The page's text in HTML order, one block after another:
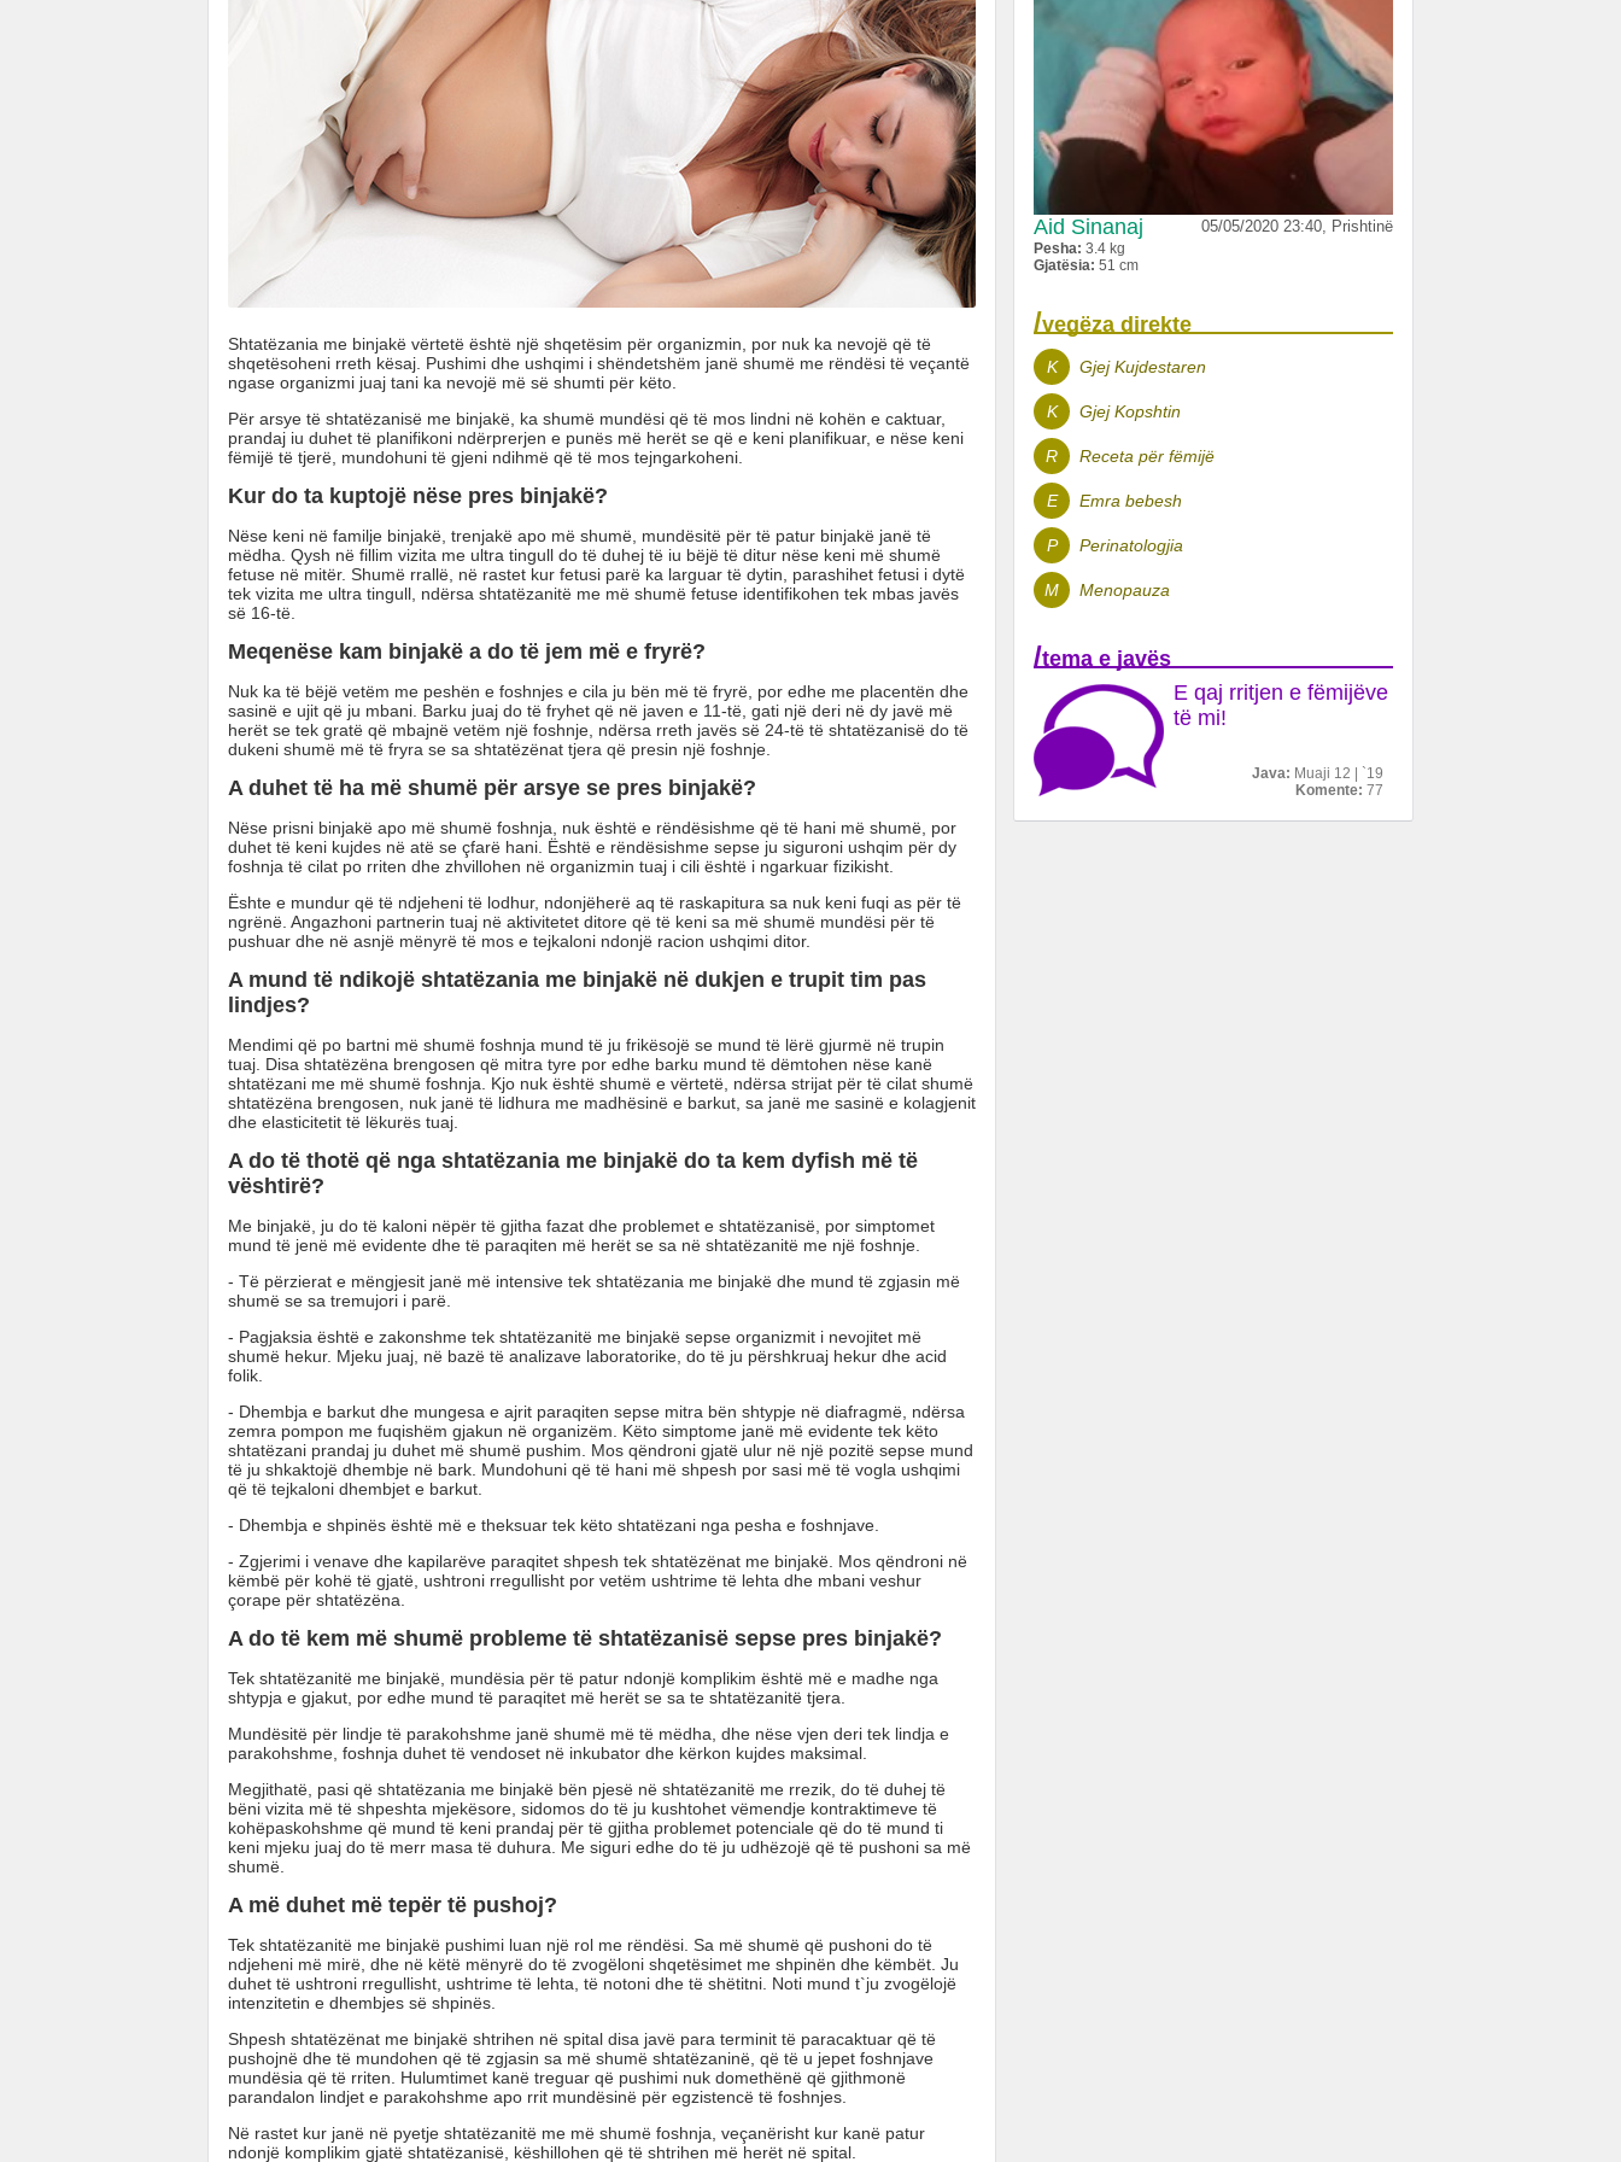
Shtatëzania me binjakë vërtetë është një shqetësim për organizmin, por nuk ka nevojë që të
shqetësoheni rreth kësaj. Pushimi dhe ushqimi i shëndetshëm janë shumë me rëndësi të veçantë
ngase organizmi juaj tani ka nevojë më së shumti për këto.
Për arsye të shtatëzanisë me binjakë, ka shumë mundësi që të mos lindni në kohën e caktuar,
prandaj iu duhet të planifikoni ndërprerjen e punës më herët se që e keni planifikuar, e nëse keni
fëmijë të tjerë, mundohuni të gjeni ndihmë që të mos tejngarkoheni.
Kur do ta kuptojë nëse pres binjakë?
Nëse keni në familje binjakë, trenjakë apo më shumë, mundësitë për të patur binjakë janë të
mëdha. Qysh në fillim vizita me ultra tingull do të duhej të iu bëjë të ditur nëse keni më shumë
fetuse në mitër. Shumë rrallë, në rastet kur fetusi parë ka larguar të dytin, parashihet fetusi i dytë
tek vizita me ultra tingull, ndërsa shtatëzanitë me më shumë fetuse identifikohen tek mbas javës
së 16-të.
Meqenëse kam binjakë a do të jem më e fryrë?
Nuk ka të bëjë vetëm me peshën e foshnjes e cila ju bën më të fryrë, por edhe me placentën dhe
sasinë e ujit që ju mbani. Barku juaj do të fryhet që në javen e 11-të, gati një deri në dy javë më
herët se tek gratë që mbajnë vetëm një foshnje, ndërsa rreth javës së 24-të të shtatëzanisë do të
dukeni shumë më të fryra se sa shtatëzënat tjera që presin një foshnje.
A duhet të ha më shumë për arsye se pres binjakë?
Nëse prisni binjakë apo më shumë foshnja, nuk është e rëndësishme që të hani më shumë, por
duhet të keni kujdes në atë se çfarë hani. Është e rëndësishme sepse ju siguroni ushqim për dy
foshnja të cilat po rriten dhe zhvillohen në organizmin tuaj i cili është i ngarkuar fizikisht.
Ështe e mundur që të ndjeheni të lodhur, ndonjëherë aq të raskapitura sa nuk keni fuqi as për të
ngrënë. Angazhoni partnerin tuaj në aktivitetet ditore që të keni sa më shumë mundësi për të
pushuar dhe në asnjë mënyrë të mos e tejkaloni ndonjë racion ushqimi ditor.
A mund të ndikojë shtatëzania me binjakë në dukjen e trupit tim pas
lindjes?
Mendimi që po bartni më shumë foshnja mund të ju frikësojë se mund të lërë gjurmë në trupin
tuaj. Disa shtatëzëna brengosen që mitra tyre por edhe barku mund të dëmtohen nëse kanë
shtatëzani me më shumë foshnja. Kjo nuk është shumë e vërtetë, ndërsa strijat për të cilat shumë
shtatëzëna brengosen, nuk janë të lidhura me madhësinë e barkut, sa janë me sasinë e kolagjenit
dhe elasticitetit të lëkurës tuaj.
A do të thotë që nga shtatëzania me binjakë do ta kem dyfish më të
vështirë?
Me binjakë, ju do të kaloni nëpër të gjitha fazat dhe problemet e shtatëzanisë, por simptomet
mund të jenë më evidente dhe të paraqiten më herët se sa në shtatëzanitë me një foshnje.
- Të përzierat e mëngjesit janë më intensive tek shtatëzania me binjakë dhe mund të zgjasin më
shumë se sa tremujori i parë.
- Pagjaksia është e zakonshme tek shtatëzanitë me binjakë sepse organizmit i nevojitet më
shumë hekur. Mjeku juaj, në bazë të analizave laboratorike, do të ju përshkruaj hekur dhe acid
folik.
- Dhembja e barkut dhe mungesa e ajrit paraqiten sepse mitra bën shtypje në diafragmë, ndërsa
zemra pompon me fuqishëm gjakun në organizëm. Këto simptome janë më evidente tek këto
shtatëzani prandaj ju duhet më shumë pushim. Mos qëndroni gjatë ulur në një pozitë sepse mund
të ju shkaktojë dhembje në bark. Mundohuni që të hani më shpesh por sasi më të vogla ushqimi
që të tejkaloni dhembjet e barkut.
- Dhembja e shpinës është më e theksuar tek këto shtatëzani nga pesha e foshnjave.
- Zgjerimi i venave dhe kapilarëve paraqitet shpesh tek shtatëzënat me binjakë. Mos qëndroni në
këmbë për kohë të gjatë, ushtroni rregullisht por vetëm ushtrime të lehta dhe mbani veshur
çorape për shtatëzëna.
A do të kem më shumë probleme të shtatëzanisë sepse pres binjakë?
Tek shtatëzanitë me binjakë, mundësia për të patur ndonjë komplikim është më e madhe nga
shtypja e gjakut, por edhe mund të paraqitet më herët se sa te shtatëzanitë tjera.
Mundësitë për lindje të parakohshme janë shumë më të mëdha, dhe nëse vjen deri tek lindja e
parakohshme, foshnja duhet të vendoset në inkubator dhe kërkon kujdes maksimal.
Megjithatë, pasi që shtatëzania me binjakë bën pjesë në shtatëzanitë me rrezik, do të duhej të
bëni vizita më të shpeshta mjekësore, sidomos do të ju kushtohet vëmendje kontraktimeve të
kohëpaskohshme që mund të keni prandaj për të gjitha problemet potenciale që do të mund ti
keni mjeku juaj do të merr masa të duhura. Me siguri edhe do të ju udhëzojë që të pushoni sa më
shumë.
A më duhet më tepër të pushoj?
Tek shtatëzanitë me binjakë pushimi luan një rol me rëndësi. Sa më shumë që pushoni do të
ndjeheni më mirë, dhe në këtë mënyrë do të zvogëloni shqetësimet me shpinën dhe këmbët. Ju
duhet të ushtroni rregullisht, ushtrime të lehta, të notoni dhe të shëtitni. Noti mund t`ju zvogëlojë
intenzitetin e dhembjes së shpinës.
Shpesh shtatëzënat me binjakë shtrihen në spital disa javë para terminit të paracaktuar që të
pushojnë dhe të mundohen që të zgjasin sa më shumë shtatëzaninë, që të u jepet foshnjave
mundësia që të rriten. Hulumtimet kanë treguar që pushimi nuk domethënë që gjithmonë
parandalon lindjet e parakohshme apo rrit mundësinë për egzistencë të foshnjes.
Në rastet kur janë në pyetje shtatëzanitë me më shumë foshnja, veçanërisht kur kanë patur
ndonjë komplikim gjatë shtatëzanisë, këshillohen që të shtrihen më herët në spital.
Aid Sinanaj 05/05/2020 23:40, Prishtinë
Pesha: 3.4 kg
Gjatësia: 51 cm
/vegëza direkte
K Gjej Kujdestaren
K Gjej Kopshtin
R Receta për fëmijë
E Emra bebesh
P Perinatologjia
M Menopauza
/tema e javës
E qaj rritjen e fëmijëve
të mi!
Java: Muaji 12 | `19
Komente: 77